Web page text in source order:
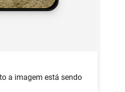
a imagem está sendo